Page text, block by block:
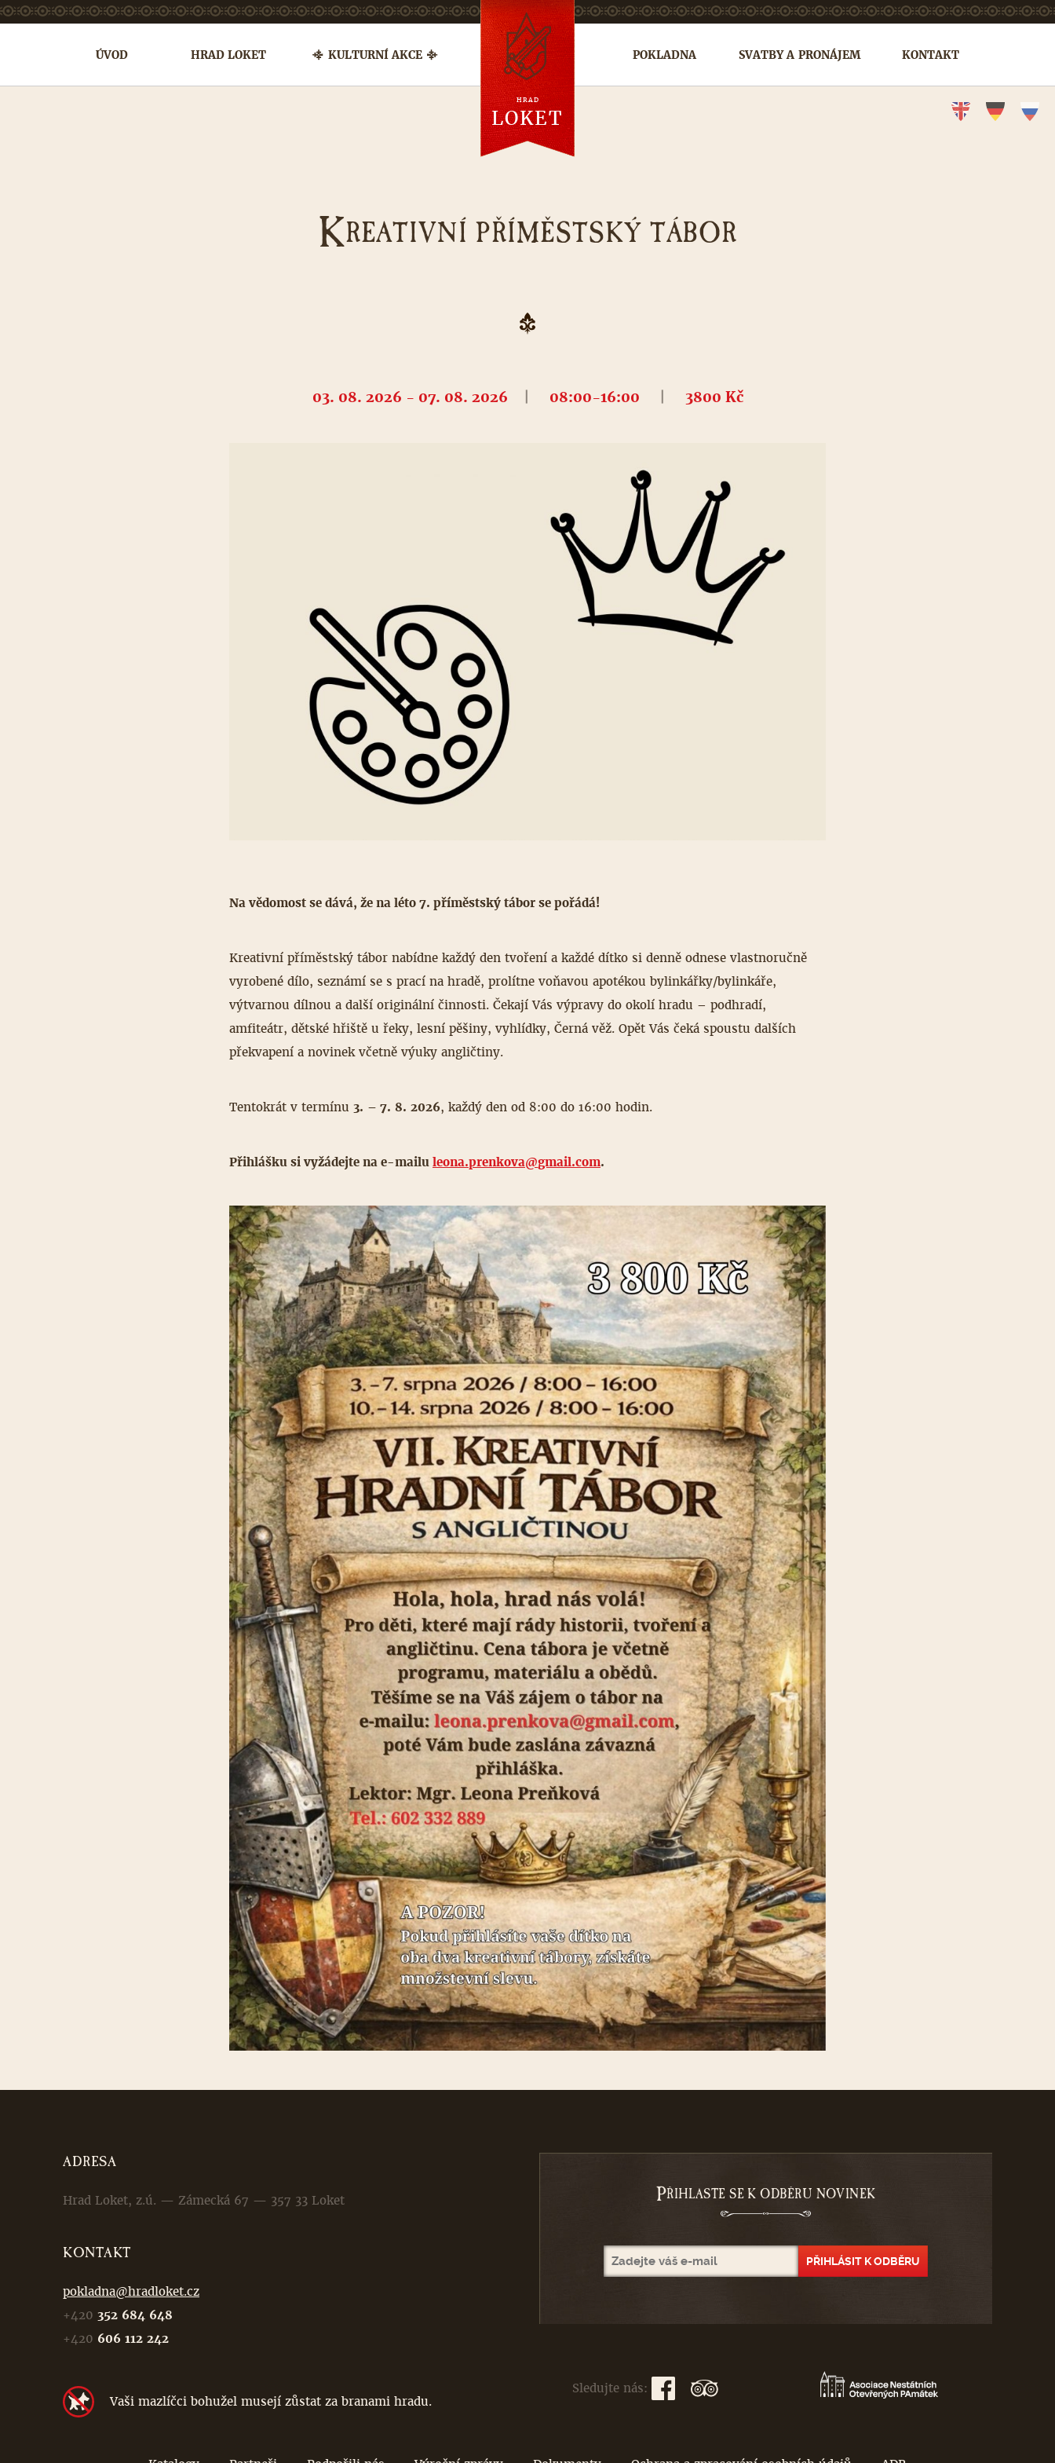
KREATIVNÍ PŘÍMĚSTSKÝ TÁBOR
03. 08. 2026 - 07. 08. 2026 08:00-16:00 3800 Kč
Na vědomost se dává, že na léto 7. příměstský tábor se pořádá!
Kreativní příměstský tábor nabídne každý den tvoření a každé dítko si denně odnese vlastnoručně
vyrobené dílo, seznámí se s prací na hradě, prolítne voňavou apotékou bylinkářky/by­linkáře,
výtvarnou dílnou a další originální činnosti. Čekají Vás výpravy do okolí hradu – podhradí,
amfiteátr, dětské hřiště u řeky, lesní pěšiny, vyhlídky, Černá věž. Opět Vás čeká spoustu dalších
překvapení a novinek včetně výuky angličtiny.
Tentokrát v termínu 3. – 7. 8. 2026, každý den od 8:00 do 16:00 hodin.
Přihlášku si vyžádejte na e-mailu leona.prenkova@gmail.com.
ADRESA
Hrad Loket, z.ú. — Zámecká 67 — 357 33 Loket
KONTAKT
pokladna@hradloket.cz
+420 352 684 648
+420 606 112 242
Vaši mazlíčci bohužel musejí zůstat za branami hradu.
PŘIHLASTE SE K ODBĚRU NOVINEK
Sledujte nás:
ÚVOD HRAD LOKET KULTURNÍ AKCE POKLADNA SVATBY A PRONÁJEM KONTAKT
HRAD
LOKET en